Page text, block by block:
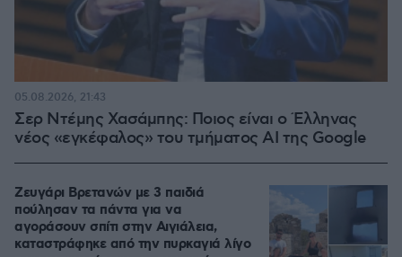
Σερ Ντέμης Χασάμπης: Ποιος είναι ο Έλληνας
νέος «εγκέφαλος» του τμήματος AI της Google
05.08.2026, 21:43
Ζευγάρι Βρετανών με 3 παιδιά
πούλησαν τα πάντα για να
αγοράσουν σπίτι στην Αιγιάλεια,
καταστράφηκε από την πυρκαγιά λίγο